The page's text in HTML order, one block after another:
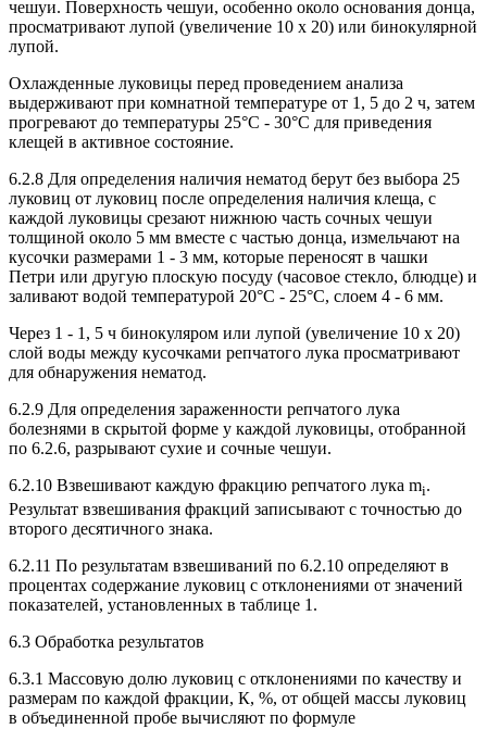
чешуи. Поверхность чешуи, особенно около основания донца,
просматривают лупой (увеличение 10 x 20) или бинокулярной
лупой.
Охлажденные луковицы перед проведением анализа
выдерживают при комнатной температуре от 1, 5 до 2 ч, затем
прогревают до температуры 25°С - 30°С для приведения
клещей в активное состояние.
6.2.8 Для определения наличия нематод берут без выбора 25
луковиц от луковиц после определения наличия клеща, с
каждой луковицы срезают нижнюю часть сочных чешуи
толщиной около 5 мм вместе с частью донца, измельчают на
кусочки размерами 1 - 3 мм, которые переносят в чашки
Петри или другую плоскую посуду (часовое стекло, блюдце) и
заливают водой температурой 20°С - 25°С, слоем 4 - 6 мм.
Через 1 - 1, 5 ч бинокуляром или лупой (увеличение 10 x 20)
слой воды между кусочками репчатого лука просматривают
для обнаружения нематод.
6.2.9 Для определения зараженности репчатого лука
болезнями в скрытой форме у каждой луковицы, отобранной
по 6.2.6, разрывают сухие и сочные чешуи.
6.2.10 Взвешивают каждую фракцию репчатого лука mi.
Результат взвешивания фракций записывают с точностью до
второго десятичного знака.
6.2.11 По результатам взвешиваний по 6.2.10 определяют в
процентах содержание луковиц с отклонениями от значений
показателей, установленных в таблице 1.
6.3 Обработка результатов
6.3.1 Массовую долю луковиц с отклонениями по качеству и
размерам по каждой фракции, К, %, от общей массы луковиц
в объединенной пробе вычисляют по формуле